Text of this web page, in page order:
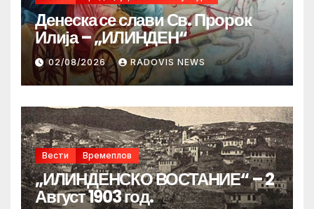
Денеска се слави Св. Пророк
Илија – „ИЛИНДЕН“
02/08/2026 RADOVIS NEWS
Вести Времеплов
„ИЛИНДЕНСКО ВОСТАНИЕ“ – 2
Август 1903 год.